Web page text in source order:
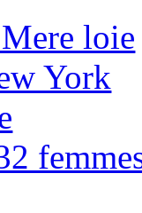
loie
York